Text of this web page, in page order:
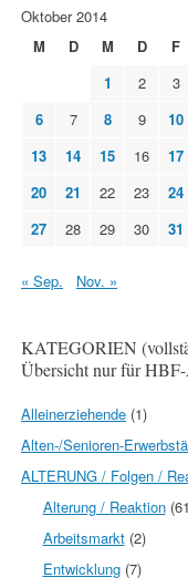
Oktober 2014
M
D M D F
1
2 3
6
7 8 9 10
13
14 15 16 17
20
21 22 23 24
27
28 29 30 31
« Sep. Nov. »
KATEGORIEN
Übersicht nur für
Alleinerziehende (1)
Alten-/Senioren-
ALTERUNG / Folgen /
Alterung / Reaktion
Arbeitsmarkt(2)
Entwicklung(7)